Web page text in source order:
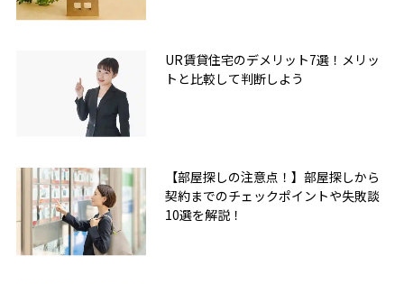
UR賃貸住宅のデメリット7選！メリッ
トと比較して判断しよう
【部屋探しの注意点！】部屋探しから
契約までのチェックポイントや失敗談
10選を解説！